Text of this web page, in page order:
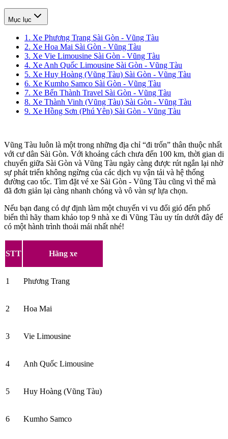
Mục lục
1. Xe Phương Trang Sài Gòn - Vũng Tàu
2. Xe Hoa Mai Sài Gòn - Vũng Tàu
3. Xe Vie Limousine Sài Gòn - Vũng Tàu
4. Xe Anh Quốc Limousine Sài Gòn - Vũng Tàu
5. Xe Huy Hoàng (Vũng Tàu) Sài Gòn - Vũng Tàu
6. Xe Kumho Samco Sài Gòn - Vũng Tàu
7. Xe Bến Thành Travel Sài Gòn - Vũng Tàu
8. Xe Thành Vinh (Vũng Tàu) Sài Gòn - Vũng Tàu
9. Xe Hồng Sơn (Phú Yên) Sài Gòn - Vũng Tàu
Vũng Tàu luôn là một trong những địa chỉ “đi trốn” thân thuộc nhất
với cư dân Sài Gòn. Với khoảng cách chưa đến 100 km, thời gian di
chuyển giữa Sài Gòn và Vũng Tàu ngày càng được rút ngắn lại nhờ
sự phát triển không ngừng của các dịch vụ vận tải và hệ thống
đường cao tốc. Tìm đặt vé xe Sài Gòn - Vũng Tàu cũng vì thế mà
đã đơn giản lại càng nhanh chóng và vô vàn sự lựa chọn.
Nếu bạn đang có dự định làm một chuyến vi vu đổi gió đến phố
biển thì hãy tham khảo top 9 nhà xe đi Vũng Tàu uy tín dưới đây để
có một hành trình thoải mái nhất nhé!
STT Hãng xe
1 Phương Trang
2 Hoa Mai
3 Vie Limousine
4 Anh Quốc Limousine
5 Huy Hoàng (Vũng Tàu)
6 Kumho Samco